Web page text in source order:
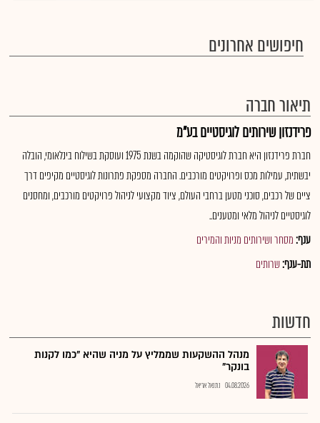
חיפושים אחרונים
תיאור חברה
פרידנזון שירותים לוגיסטיים בע"מ
חברת פרידנזון היא חברת לוגיסטיקה שהוקמה בשנת 1975 ועוסקת בשילוח בינלאומי, הובלה
יבשתית, עמילות מכס ופרויקטים מורכבים. החברה מספקת פתרונות לוגיסטיים מקיפים דרך
ציים של רכבים, סוכני מטען ברחבי העולם, ציוד מקצועי לניהול פרויקטים מורכבים, ומחסנים
לוגיסטיים לניהול מלאי ומטענים..
ענף:מסחר ושירותים מניות והמירים
תת-ענף:שרותים
חדשות
מנהל ההשקעות שממליץ על מניה שהיא "כמו לקנות
בונקר"
04.08.2026 נתנאל אריאל